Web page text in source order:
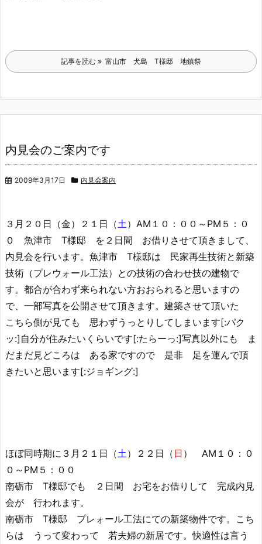
記事を読む 富山市 犬島 T様邸 地鎮祭
内見会のご案内です
2009年3月17日 内見会案内
３月２０日（金）２１日（土）AM１０：００～PM５：０
０ 魚津市 T様邸 を２日間 お借りさせて頂きまして、
内見会を行います。魚津市 T様邸は 民家再生技術と新築
技術（プレウォール工法）との技術の合わせ技の建物で
す。都合が合わず来られない方おおられると思いますの
で、一部写真を公開させて頂きます。建築させて頂いた
こちら側が見ても 思わずうっとりしてしまいます[:パク
ッ:]自分が住みたいくらいです[:たらーっ:]写真以外にも ま
だまだ見どころは ある家ですので 是非 足を運んで頂
きたいと思います[:ジョギング:]
ほぼ同時期に３月２１日（土）２２日（ 日 ） AM１０：０
０～PM５：００
南砺市 T様邸でも ２日間 お宅をお借りして 完成内見
会が 行われます。
南砺市 T様邸 プレォール工法にての新築物件です。こち
らは うって変わって 若夫婦の新居です。快適性は言う